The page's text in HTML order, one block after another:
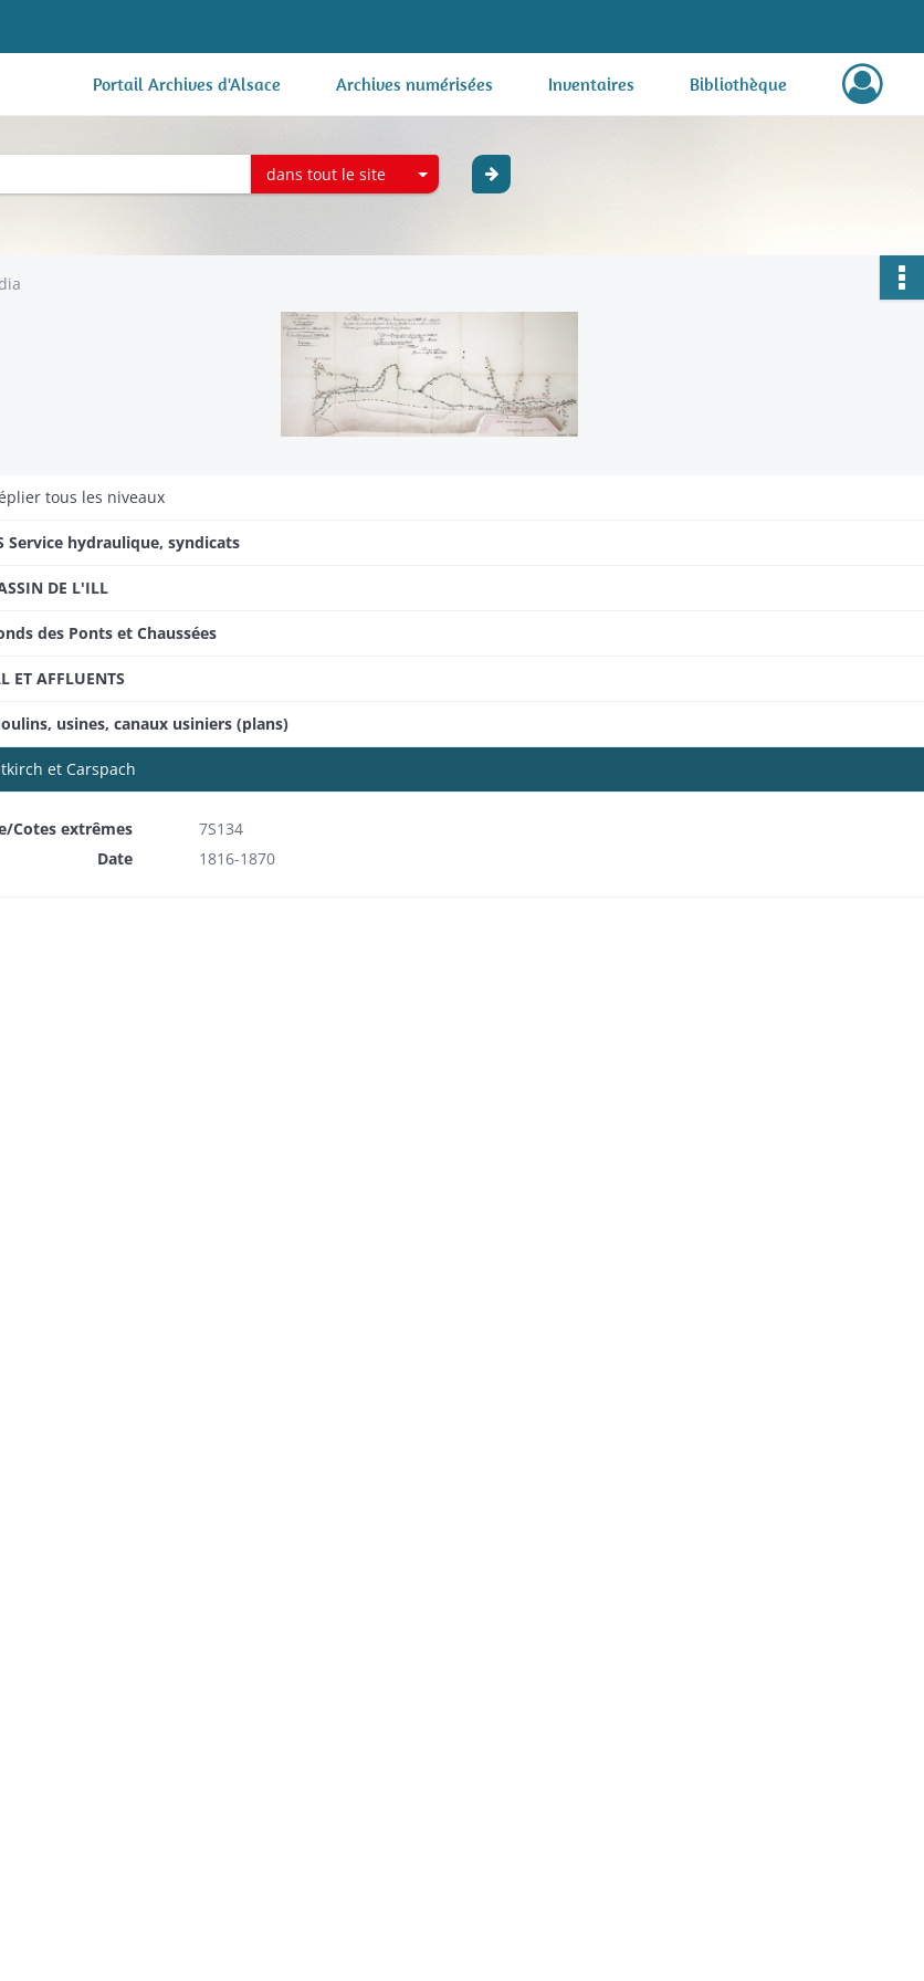
Portail Archives d'Alsace Archives numérisées Inventaires Bibliothèque
dans tout le site
tous les niveaux
Service hydraulique, syndicats
DE L'ILL
des Ponts et Chaussées
ET AFFLUENTS
usines, canaux usiniers (plans)
et Carspach
Cotes extrêmes
7S134
Date
1816-1870